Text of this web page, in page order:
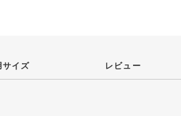
サイズ レビュー